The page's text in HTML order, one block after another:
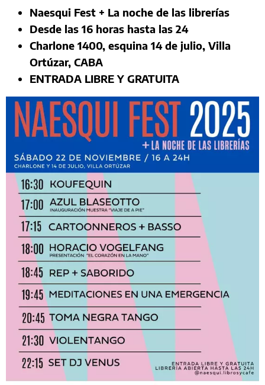
Naesqui Fest + La noche de las librerías
Desde las 16 horas hasta las 24
Charlone 1400, esquina 14 de julio, Villa
Ortúzar, CABA
ENTRADA LIBRE Y GRATUITA